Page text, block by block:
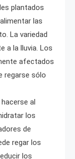
plantados
las
La variedad
a la lluvia. Los
afectados
regarse sólo
al
los
de
regar los
los